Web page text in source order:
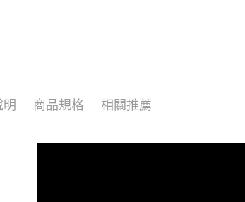
明 商品規格 相關推薦